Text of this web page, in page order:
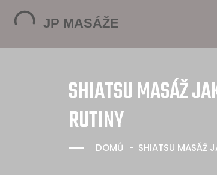
SHIATSU MASÁŽ
RUTINY
DOMŮ SHIATSU MASÁŽ